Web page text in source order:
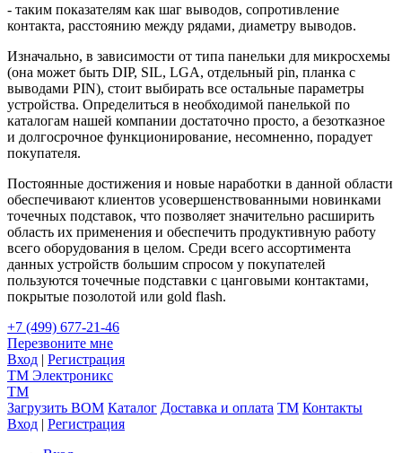
- таким показателям как шаг выводов, сопротивление
контакта, расстоянию между рядами, диаметру выводов.
Изначально, в зависимости от типа панельки для микросхемы
(она может быть DIP, SIL, LGA, отдельный pin, планка с
выводами PIN), стоит выбирать все остальные параметры
устройства. Определиться в необходимой панелькой по
каталогам нашей компании достаточно просто, а безотказное
и долгосрочное функционирование, несомненно, порадует
покупателя.
Постоянные достижения и новые наработки в данной области
обеспечивают клиентов усовершенствованными новинками
точечных подставок, что позволяет значительно расширить
область их применения и обеспечить продуктивную работу
всего оборудования в целом. Среди всего ассортимента
данных устройств большим спросом у покупателей
пользуются точечные подставки с цанговыми контактами,
покрытые позолотой или gold flash.
+7 (499) 677-21-46
Перезвоните мне
Вход | Регистрация
TM Электроникс
TM
Загрузить BOM Каталог Доставка и оплата TM Контакты
Вход | Регистрация